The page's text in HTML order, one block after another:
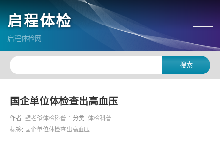
启程体检
启程体检网
国企单位体检查出高血压
作者: 壁老爷体检科普 分类: 体检科普
标签: 国企单位体检查出高血压